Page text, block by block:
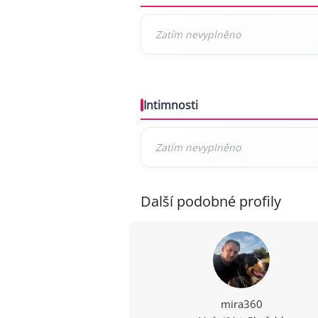
Intimnosti
Další podobné profily
mira360